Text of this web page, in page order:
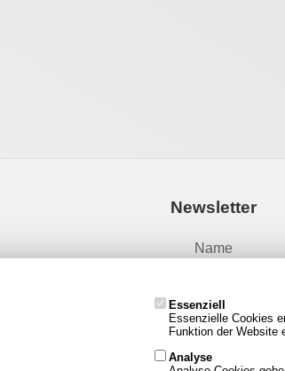
Newsletter
Name
Email
Essenziell
Essenzielle Cookies
Funktion der Website
Analyse